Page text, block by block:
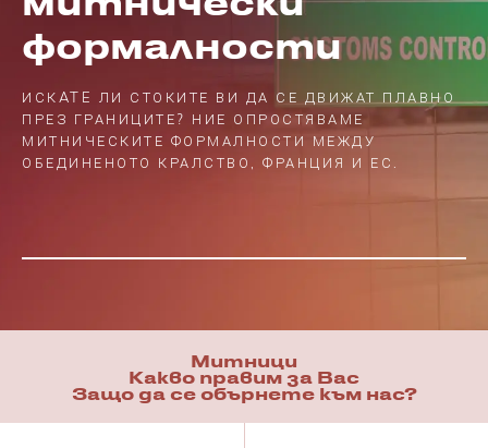
формалности
ИСКATE ЛИ СТОКИТЕ ВИ ДА СЕ ДВИЖАТ ПЛАВНО
ПРЕЗ ГРАНИЦИТЕ? НИЕ ОПРОСТЯВАМЕ
МИТНИЧЕСКИТЕ ФОРМАЛНОСТИ МЕЖДУ
ОБЕДИНЕНОТО КРАЛСТВО, ФРАНЦИЯ И ЕС.
Митници
Какво правим за Вас
Защо да се обърнете към нас?